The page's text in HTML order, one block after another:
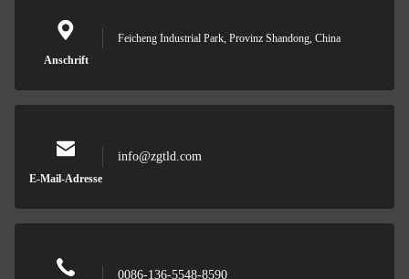
Anschrift
Feicheng Industrial Park, Provinz Shandong, China
E-Mail-Adresse
info@zgtld.com
0086-136-5548-8590